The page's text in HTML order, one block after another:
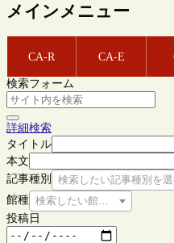
メインメニュー
CA-R CA-E
検索フォーム
詳細検索
タイトル
本文
記事種別
検索したい記事種別を
館種 検索したい館種を選択してく
投稿日